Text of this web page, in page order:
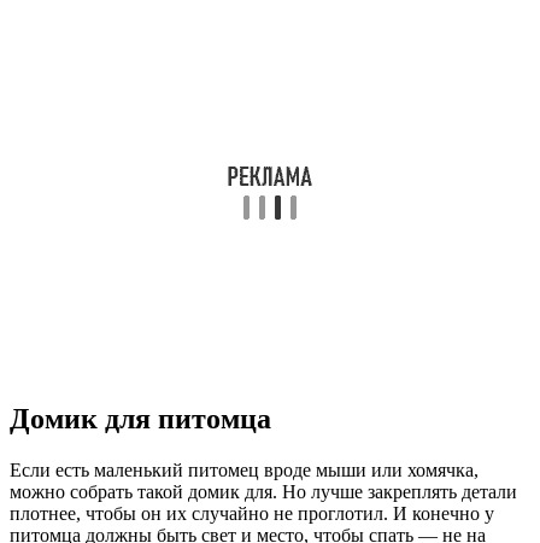
Домик для питомца
Если есть маленький питомец вроде мыши или хомячка,
можно собрать такой домик для. Но лучше закреплять детали
плотнее, чтобы он их случайно не проглотил. И конечно у
питомца должны быть свет и место, чтобы спать — не на